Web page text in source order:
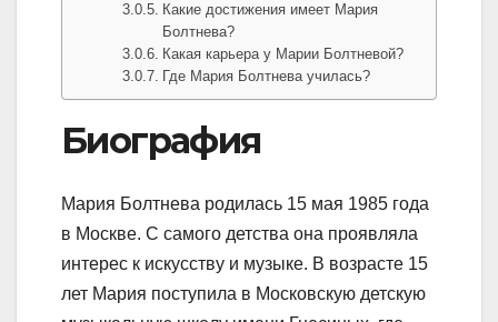
Какие достижения имеет Мария
Болтнева?
Какая карьера у Марии Болтневой?
Где Мария Болтнева училась?
Биография
Мария Болтнева родилась 15 мая 1985 года
в Москве. С самого детства она проявляла
интерес к искусству и музыке. В возрасте 15
лет Мария поступила в Московскую детскую